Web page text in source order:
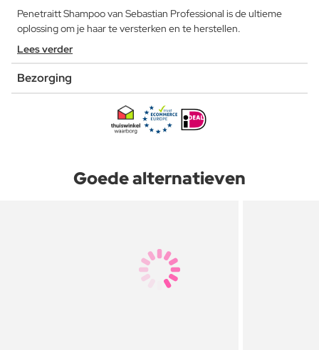
Penetraitt Shampoo van Sebastian Professional is de ultieme
oplossing om je haar te versterken en te herstellen.
Lees verder
Bezorging
Goede alternatieven